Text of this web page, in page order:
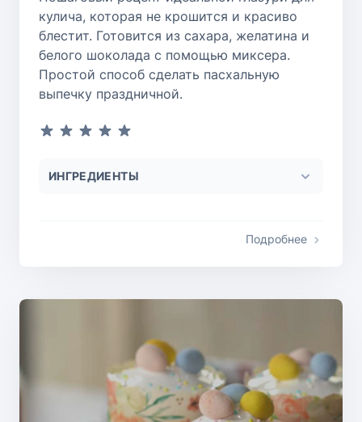
кулича, которая не крошится и красиво
блестит. Готовится из сахара, желатина и
белого шоколада с помощью миксера.
Простой способ сделать пасхальную
выпечку праздничной.
ИНГРЕДИЕНТЫ
Подробнее